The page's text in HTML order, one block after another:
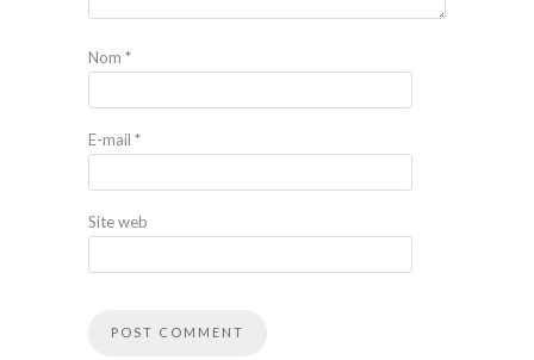
Nom *
E-mail *
Site web